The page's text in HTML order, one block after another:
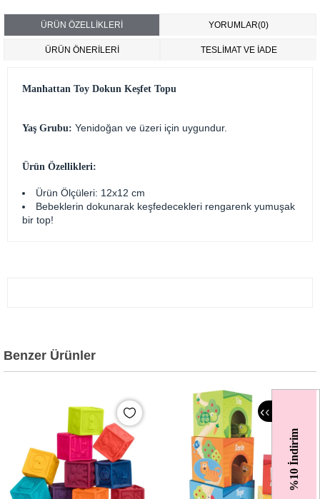
%10 İndirim
‹‹
ÜRÜN ÖZELLIKLERI YORUMLAR(0)
ÜRÜN ÖNERILERI TESLİMAT VE İADE
Manhattan Toy Dokun Keşfet Topu
Yaş Grubu: Yenidoğan ve üzeri için uygundur.
Ürün Özellikleri:
Ürün Ölçüleri: 12x12 cm
Bebeklerin dokunarak keşfedecekleri rengarenk yumuşak
bir top!
Benzer Ürünler